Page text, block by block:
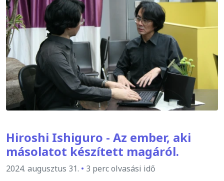
Hiroshi Ishiguro - Az ember, aki
másolatot készített magáról.
2024. augusztus 31. • 3 perc olvasási idő